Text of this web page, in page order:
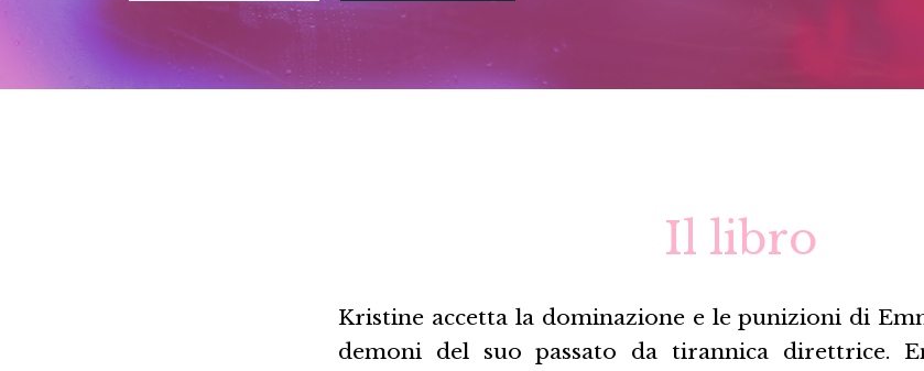
Il libro
Kristine accetta la dominazione e le punizioni di
demoni del suo passato da tirannica direttrice.